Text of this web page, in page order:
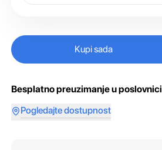
Kupi sada
Besplatno preuzimanje u poslovnici
Pogledajte dostupnost